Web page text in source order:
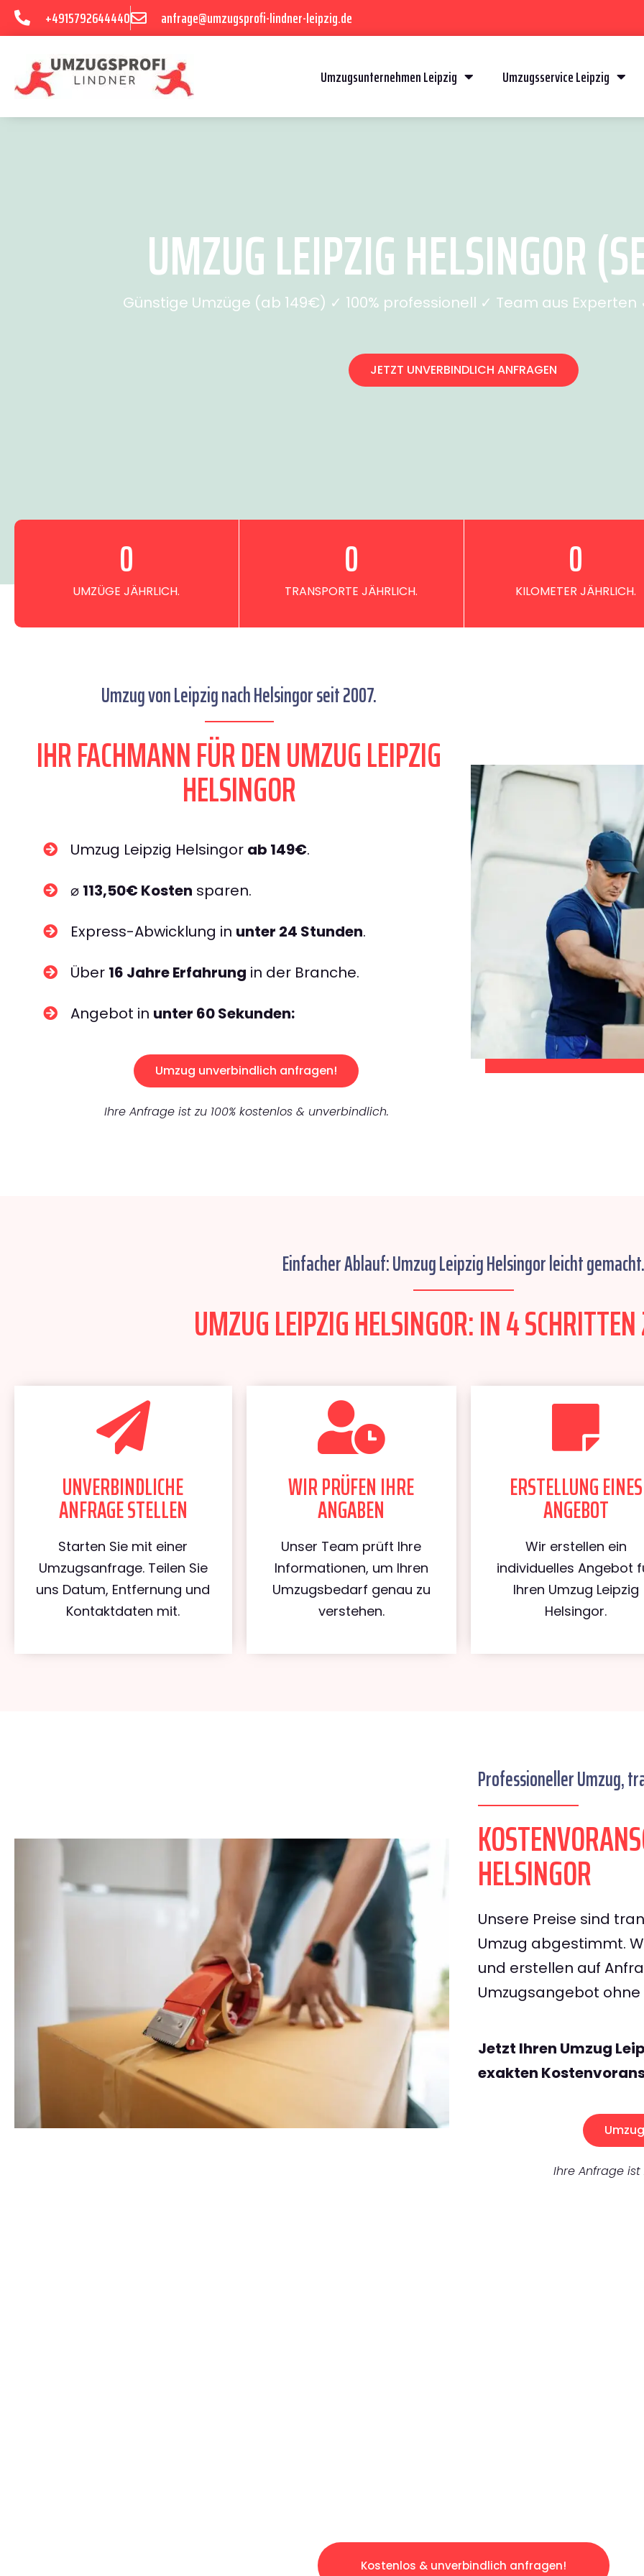
+4915792644440 anfrage@umzugsprofi-lindner-leipzig.de
Umzugsunternehmen Leipzig Umzugsservice Leipzig
UMZUG LEIPZIG HELSINGOR
Günstige Umzüge (ab 149€) ✓ 100% professionell ✓ Team aus
JETZT UNVERBINDLICH ANFRAGEN
UMZÜGE JÄHRLICH.
0
TRANSPORTE JÄHRLICH.
0
KILOMETER JÄHRLICH.
0
Umzug von Leipzig nach Helsingor seit 2007.
IHR FACHMANN FÜR DEN UMZUG LEIPZIG
HELSINGOR
Umzug Leipzig Helsingor ab 149€.
⌀ 113,50€ Kosten sparen.
Express-Abwicklung in unter 24 Stunden.
Über 16 Jahre Erfahrung in der Branche.
Angebot in unter 60 Sekunden:
Umzug unverbindlich anfragen!
Ihre Anfrage ist zu 100% kostenlos & unverbindlich.
Einfacher Ablauf: Umzug Leipzig Helsingor leicht gemacht.
UMZUG LEIPZIG HELSINGOR: IN 4
UNVERBINDLICHE
ANFRAGE STELLEN
Starten Sie mit einer
Umzugsanfrage. Teilen Sie
uns Datum, Entfernung und
Kontaktdaten mit.
WIR PRÜFEN IHRE
ANGABEN
Unser Team prüft Ihre
Informationen, um Ihren
Umzugsbedarf genau zu
verstehen.
ERSTELLUNG EINES
ANGEBOT
Wir erstellen ein
individuelles Angebot
Ihren Umzug Leipzig
Helsingor.
Professioneller Umzug,
HELSINGOR
Unsere Preise sind
Umzug abgestimmt.
und erstellen auf
Umzugsangebot
Jetzt Ihren Umzug
exakten
Ihre Anfrage ist
Kostenlos & unverbindlich anfragen!